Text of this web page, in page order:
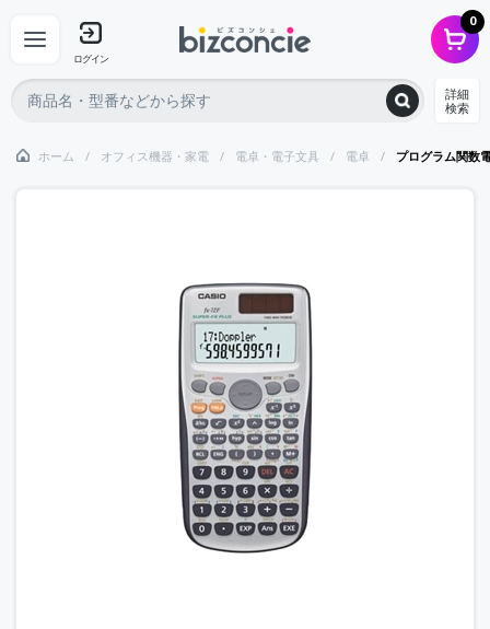
ログイン
0
詳細
検索
ホーム オフィス機器・家電 電卓・電子文具 電卓 プログラム関数